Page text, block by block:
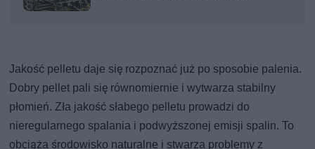
Jakość pelletu daje się rozpoznać już po sposobie palenia.
Dobry pellet pali się równomiernie i wytwarza stabilny
płomień. Zła jakość słabego pelletu prowadzi do
nieregularnego spalania i podwyższonej emisji spalin. To
obciąża środowisko naturalne i stwarza problemy z